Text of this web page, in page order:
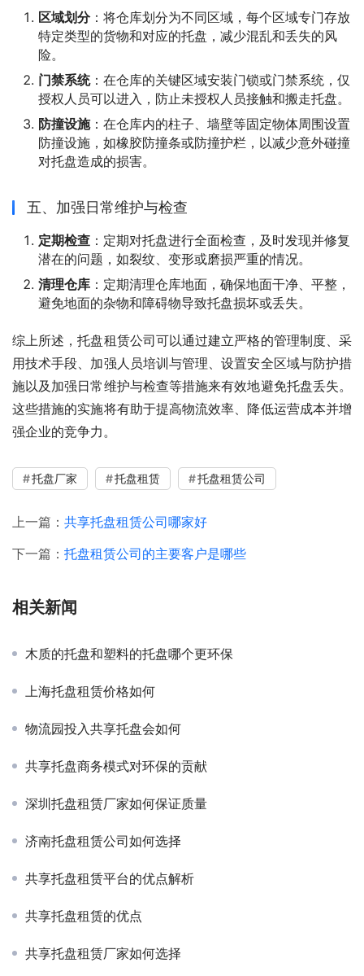
区域划分：将仓库划分为不同区域，每个区域专门存放
特定类型的货物和对应的托盘，减少混乱和丢失的风
险。
门禁系统：在仓库的关键区域安装门锁或门禁系统，仅
授权人员可以进入，防止未授权人员接触和搬走托盘。
防撞设施：在仓库内的柱子、墙壁等固定物体周围设置
防撞设施，如橡胶防撞条或防撞护栏，以减少意外碰撞
对托盘造成的损害。
五、加强日常维护与检查
定期检查 ：定期对托盘进行全面检查，及时发现并修复
潜在的问题，如裂纹、变形或磨损严重的情况。
清理仓库 ：定期清理仓库地面，确保地面干净、平整，
避免地面的杂物和障碍物导致托盘损坏或丢失。
综上所述，托盘租赁公司可以通过建立严格的管理制度、采
用技术手段、加强人员培训与管理、设置安全区域与防护措
施以及加强日常维护与检查等措施来有效地避免托盘丢失。
这些措施的实施将有助于提高物流效率、降低运营成本并增
强企业的竞争力。
托盘厂家 托盘租赁 托盘租赁公司
上一篇： 共享托盘租赁公司哪家好
下一篇： 托盘租赁公司的主要客户是哪些
相关新闻
木质的托盘和塑料的托盘哪个更环保
上海托盘租赁价格如何
物流园投入共享托盘会如何
共享托盘商务模式对环保的贡献
深圳托盘租赁厂家如何保证质量
济南托盘租赁公司如何选择
共享托盘租赁平台的优点解析
共享托盘租赁的优点
共享托盘租赁厂家如何选择